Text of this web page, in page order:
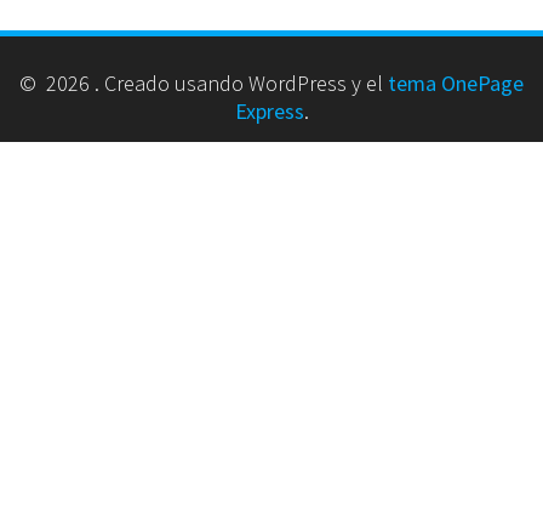
© 2026 . Creado usando WordPress y el tema OnePage
Express.